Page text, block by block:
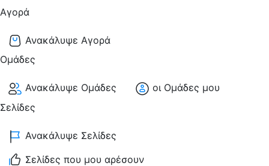
Αγορά
Ανακάλυψε Αγορά
Ομάδες
Ανακάλυψε Ομάδες
οι Ομάδες μου
Σελίδες
Ανακάλυψε Σελίδες
Σελίδες που μου αρέσουν